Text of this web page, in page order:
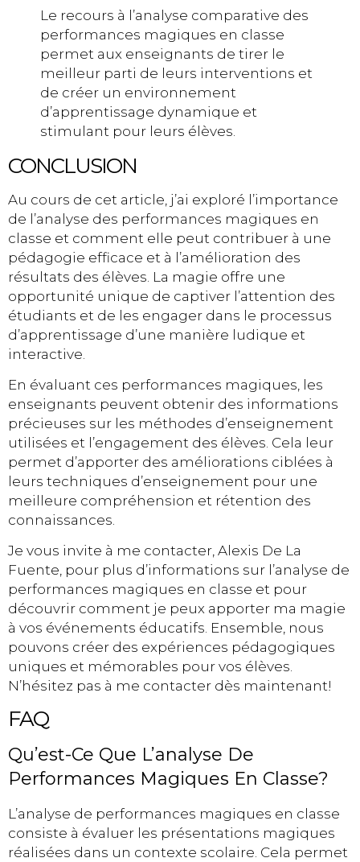
Le recours à l’analyse comparative des
performances magiques en classe
permet aux enseignants de tirer le
meilleur parti de leurs interventions et
de créer un environnement
d’apprentissage dynamique et
stimulant pour leurs élèves.
CONCLUSION
Au cours de cet article, j’ai exploré l’importance
de l’analyse des performances magiques en
classe et comment elle peut contribuer à une
pédagogie efficace et à l’amélioration des
résultats des élèves. La magie offre une
opportunité unique de captiver l’attention des
étudiants et de les engager dans le processus
d’apprentissage d’une manière ludique et
interactive.
En évaluant ces performances magiques, les
enseignants peuvent obtenir des informations
précieuses sur les méthodes d’enseignement
utilisées et l’engagement des élèves. Cela leur
permet d’apporter des améliorations ciblées à
leurs techniques d’enseignement pour une
meilleure compréhension et rétention des
connaissances.
Je vous invite à me contacter, Alexis De La
Fuente, pour plus d’informations sur l’analyse de
performances magiques en classe et pour
découvrir comment je peux apporter ma magie
à vos événements éducatifs. Ensemble, nous
pouvons créer des expériences pédagogiques
uniques et mémorables pour vos élèves.
N’hésitez pas à me contacter dès maintenant!
FAQ
Qu’est-Ce Que L’analyse De
Performances Magiques En Classe?
L’analyse de performances magiques en classe
consiste à évaluer les présentations magiques
réalisées dans un contexte scolaire. Cela permet